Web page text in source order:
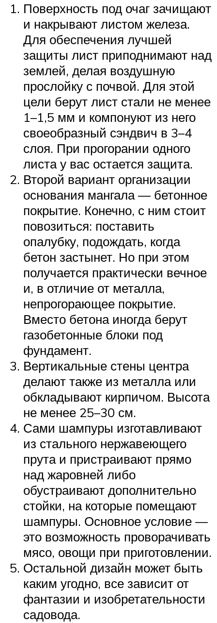
Поверхность под очаг зачищают
и накрывают листом железа.
Для обеспечения лучшей
защиты лист приподнимают над
землей, делая воздушную
прослойку с почвой. Для этой
цели берут лист стали не менее
1–1,5 мм и компонуют из него
своеобразный сэндвич в 3–4
слоя. При прогорании одного
листа у вас остается защита.
Второй вариант организации
основания мангала — бетонное
покрытие. Конечно, с ним стоит
повозиться: поставить
опалубку, подождать, когда
бетон застынет. Но при этом
получается практически вечное
и, в отличие от металла,
непрогорающее покрытие.
Вместо бетона иногда берут
газобетонные блоки под
фундамент.
Вертикальные стены центра
делают также из металла или
обкладывают кирпичом. Высота
не менее 25–30 см.
Сами шампуры изготавливают
из стального нержавеющего
прута и пристраивают прямо
над жаровней либо
обустраивают дополнительно
стойки, на которые помещают
шампуры. Основное условие —
это возможность проворачивать
мясо, овощи при приготовлении.
Остальной дизайн может быть
каким угодно, все зависит от
фантазии и изобретательности
садовода.